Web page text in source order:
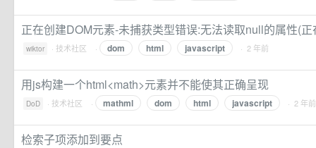
正在创建DOM元素-未捕获类型错误:无法读取null的属性(正
wiktor · 技术社区 · dom html javascript · 2 年前
用js构建一个html<math>元素并不能使其正确呈现
DoD · 技术社区 · mathml dom html javascript · 2 年前
检索子项添加到要点